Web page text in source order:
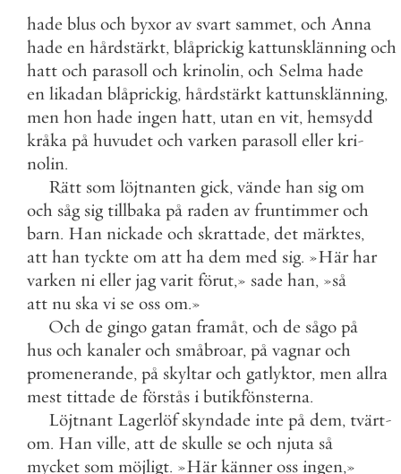
hade blus och byxor av svart sammet, och Anna
hade en hårdstärkt, blåprickig kattunsklänning och
hatt och parasoll och krinolin, och Selma hade
en likadan blåprickig, hårdstärkt kattunsklänning,
men hon hade ingen hatt, utan en vit, hemsydd
kråka på huvudet och varken parasoll eller kri-
nolin.
Rätt som löjtnanten gick, vände han sig om
och såg sig tillbaka på raden av fruntimmer och
barn. Han nickade och skrattade, det märktes,
att han tyckte om att ha dem med sig. »Här har
varken ni eller jag varit förut,» sade han, »så
att nu ska vi se oss om.»
Och de gingo gatan framåt, och de sågo på
hus och kanaler och småbroar, på vagnar och
promenerande, på skyltar och gatlyktor, men allra
mest tittade de förstås i butikfönsterna.
Löjtnant Lagerlöf skyndade inte på dem, tvärt-
om. Han ville, att de skulle se och njuta så
mycket som möjligt. »Här känner oss ingen,»